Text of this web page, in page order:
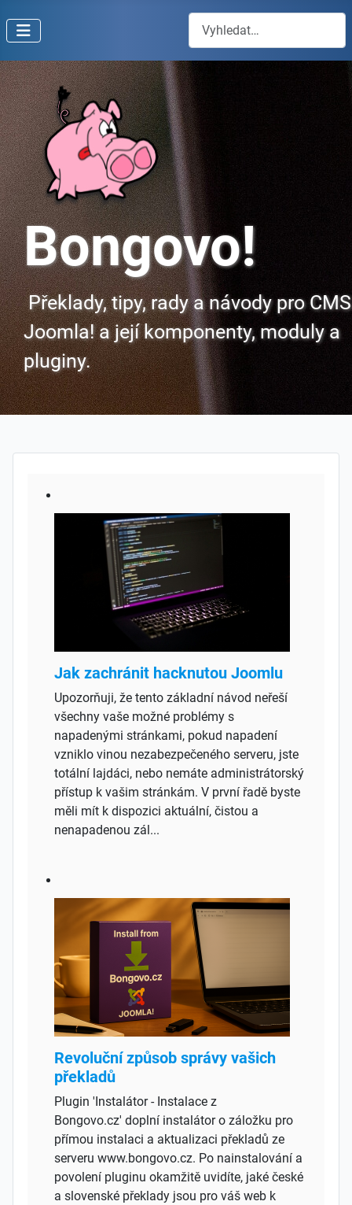
Hledat
Bongovo!
Překlady, tipy, rady a návody pro CMS
Joomla! a její komponenty, moduly a
pluginy.
Jak zachránit hacknutou Joomlu
Upozorňuji, že tento základní návod neřeší
všechny vaše možné problémy s
napadenými stránkami, pokud napadení
vzniklo vinou nezabezpečeného serveru, jste
totální lajdáci, nebo nemáte administrátorský
přístup k vašim stránkám. V první řadě byste
měli mít k dispozici aktuální, čistou a
nenapadenou zál...
Revoluční způsob správy vašich
překladů
Plugin 'Instalátor - Instalace z
Bongovo.cz' doplní instalátor o záložku pro
přímou instalaci a aktualizaci překladů ze
serveru www.bongovo.cz. Po nainstalování a
povolení pluginu okamžitě uvidíte, jaké české
a slovenské překlady jsou pro váš web k